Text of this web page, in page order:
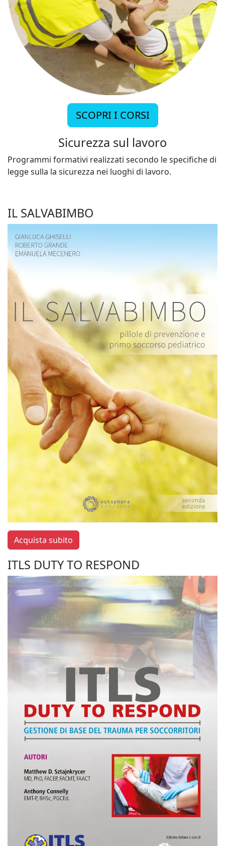
SCOPRI I CORSI
Sicurezza sul lavoro
Programmi formativi realizzati secondo le specifiche di
legge sulla la sicurezza nei luoghi di lavoro.
IL SALVABIMBO
Acquista subito
ITLS DUTY TO RESPOND